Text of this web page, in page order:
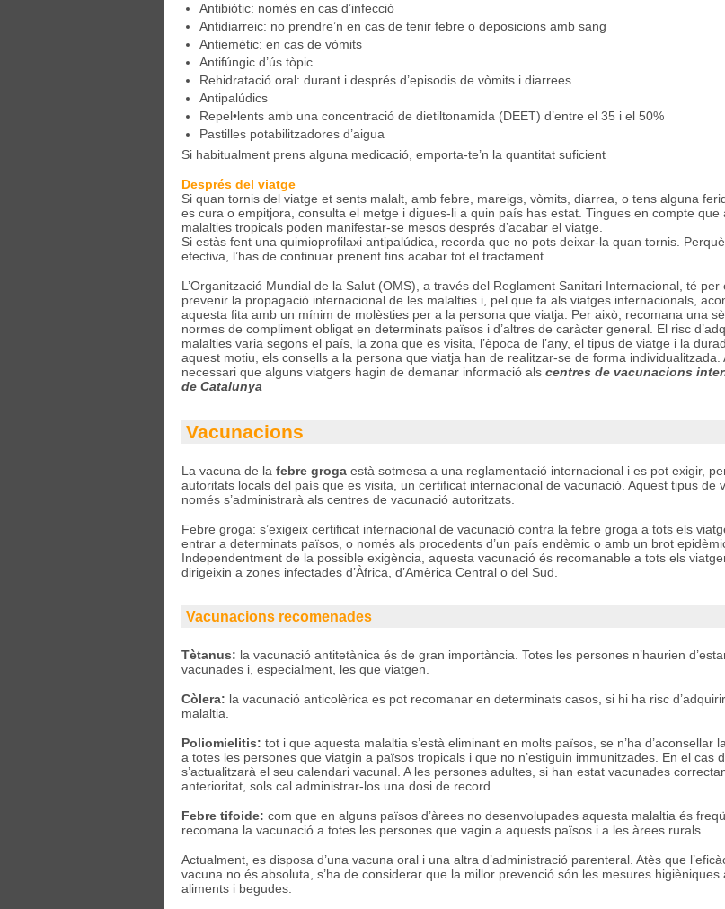
Antibiòtic: només en cas d’infecció
Antidiarreic: no prendre’n en cas de tenir febre o deposicions amb sang
Antiemètic: en cas de vòmits
Antifúngic d’ús tòpic
Rehidratació oral: durant i després d’episodis de vòmits i diarrees
Antipalúdics
Repel•lents amb una concentració de dietiltonamida (DEET) d’entre el 35 i el 50%
Pastilles potabilitzadores d’aigua
Si habitualment prens alguna medicació, emporta-te’n la quantitat suficient
Després del viatge
Si quan tornis del viatge et sents malalt, amb febre, mareigs, vòmits, diarrea, o tens alguna
es cura o empitjora, consulta el metge i digues-li a quin país has estat. Tingues en compte que
malalties tropicals poden manifestar-se mesos després d’acabar el viatge.
Si estàs fent una quimioprofilaxi antipalúdica, recorda que no pots deixar-la quan tornis.
efectiva, l’has de continuar prenent fins acabar tot el tractament.
L’Organització Mundial de la Salut (OMS), a través del Reglament Sanitari Internacional, té per
prevenir la propagació internacional de les malalties i, pel que fa als viatges internacionals,
aquesta fita amb un mínim de molèsties per a la persona que viatja. Per això, recomana una
normes de compliment obligat en determinats països i d’altres de caràcter general. El risc
malalties varia segons el país, la zona que es visita, l’època de l’any, el tipus de viatge i la
aquest motiu, els consells a la persona que viatja han de realitzar-se de forma individualitzada.
necessari que alguns viatgers hagin de demanar informació als centres de vacunacions
de Catalunya
Vacunacions
La vacuna de la febre groga està sotmesa a una reglamentació internacional i es pot exigir,
autoritats locals del país que es visita, un certificat internacional de vacunació. Aquest tipus de
només s’administrarà als centres de vacunació autoritzats.
Febre groga: s’exigeix certificat internacional de vacunació contra la febre groga a tots els
entrar a determinats països, o només als procedents d’un país endèmic o amb un brot
Independentment de la possible exigència, aquesta vacunació és recomanable a tots els
dirigeixin a zones infectades d’Àfrica, d’Amèrica Central o del Sud.
Vacunacions recomenades
Tètanus: la vacunació antitetànica és de gran importància. Totes les persones n’haurien
vacunades i, especialment, les que viatgen.
Còlera: la vacunació anticolèrica es pot recomanar en determinats casos, si hi ha risc
malaltia.
Poliomielitis: tot i que aquesta malaltia s’està eliminant en molts països, se n’ha d’aconsellar
a totes les persones que viatgin a països tropicals i que no n’estiguin immunitzades. En el cas
s’actualitzarà el seu calendari vacunal. A les persones adultes, si han estat vacunades
anterioritat, sols cal administrar-los una dosi de record.
Febre tifoide: com que en alguns països d’àrees no desenvolupades aquesta malaltia és
recomana la vacunació a totes les persones que vagin a aquests països i a les àrees rurals.
Actualment, es disposa d’una vacuna oral i una altra d’administració parenteral. Atès que
vacuna no és absoluta, s’ha de considerar que la millor prevenció són les mesures higièniques
aliments i begudes.